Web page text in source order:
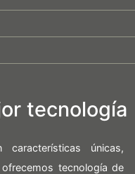
tecnología
únicas,
tecnología de